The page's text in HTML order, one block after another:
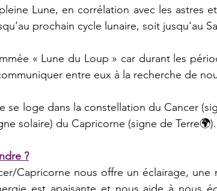
Lune, en corrélation avec les astres
prochain cycle lunaire, soit jusqu'au
entre eux à la recherche de
solaire) du Capricorne (signe de Terre🌍).
?